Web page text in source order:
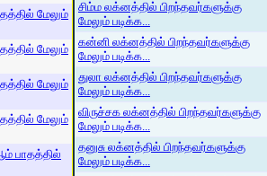
மேலும்
மேலும்
மேலும்
மேலும்
பாதத்தில்
சிம்ம லக்னத்தில் பிறந்தவர்களுக்கு
மேலும் படிக்க...
கன்னி லக்னத்தில் பிறந்தவர்களுக்கு
மேலும் படிக்க...
துலா லக்னத்தில் பிறந்தவர்களுக்கு
மேலும் படிக்க...
விருச்சக லக்னத்தில் பிறந்தவர்களுக்கு
மேலும் படிக்க...
தனுசு லக்னத்தில் பிறந்தவர்களுக்கு
மேலும் படிக்க...